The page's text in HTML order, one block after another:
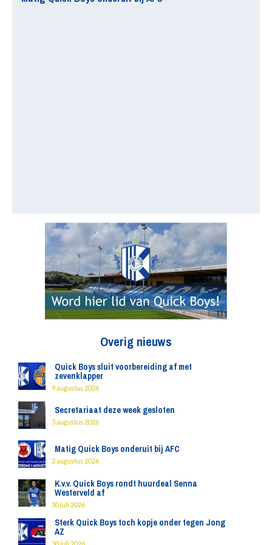
Overig nieuws
Quick Boys sluit voorbereiding af met
zevenklapper
9 augustus 2026
Secretariaat deze week gesloten
3 augustus 2026
Matig Quick Boys onderuit bij AFC
2 augustus 2026
K.v.v. Quick Boys rondt huurdeal Senna
Westerveld af
30 juli 2026
Sterk Quick Boys toch kopje onder tegen Jong
AZ